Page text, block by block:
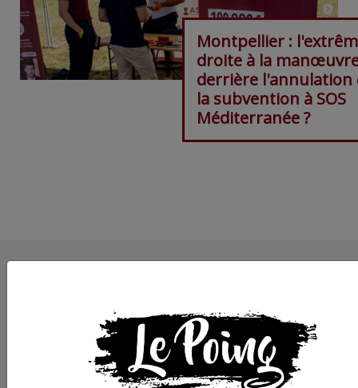
Montpellier :
droite à la
derrière l'annulation
la subvention à SOS
Méditerranée ?